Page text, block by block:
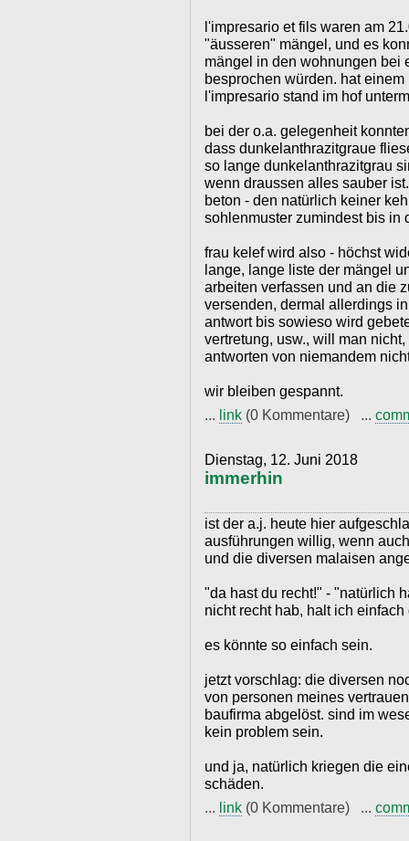
l'impresario et fils waren am
"äusseren" mängel, und es
mängel in den wohnungen bei
besprochen würden. hat
l'impresario stand im hof
bei der o.a. gelegenheit
dass dunkelanthrazitgraue
so lange dunkelanthrazitgrau
wenn draussen alles sauber
beton - den natürlich keiner
sohlenmuster zumindest bis in
frau kelef wird also - höchst
lange, lange liste der mängel
arbeiten verfassen und an die
versenden, dermal allerdings
antwort bis sowieso wird
vertretung, usw., will man
antworten von niemandem
wir bleiben gespannt.
... link (0 Kommentare) ...
Dienstag, 12. Juni 2018
immerhin
ist der a.j. heute hier
ausführungen willig, wenn
und die diversen malaisen
"da hast du recht!" - "natürlich
nicht recht hab, halt ich einfach
es könnte so einfach sein.
jetzt vorschlag: die diversen
von personen meines
baufirma abgelöst. sind im
kein problem sein.
und ja, natürlich kriegen die
schäden.
... link (0 Kommentare) ...